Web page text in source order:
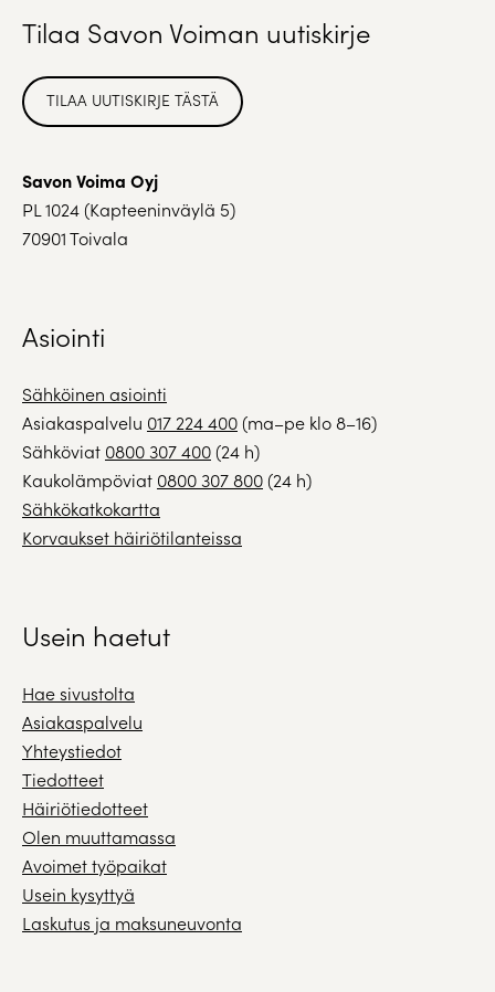
Tilaa Savon Voiman uutiskirje
TILAA UUTISKIRJE TÄSTÄ
Savon Voima Oyj
PL 1024 (Kapteeninväylä 5)
70901 Toivala
Asiointi
Sähköinen asiointi
Asiakaspalvelu 017 224 400(ma–pe klo 8–16)
Sähköviat 0800 307 400(24 h)
Kaukolämpöviat 0800 307 800(24 h)
Sähkökatkokartta
Korvaukset häiriötilanteissa
Usein haetut
Hae sivustolta
Asiakaspalvelu
Yhteystiedot
Tiedotteet
Häiriötiedotteet
Olen muuttamassa
Avoimet työpaikat
Usein kysyttyä
Laskutus ja maksuneuvonta